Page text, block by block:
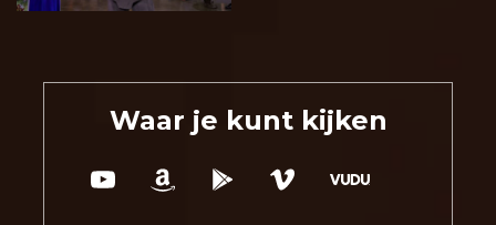
Waar je kunt kijken